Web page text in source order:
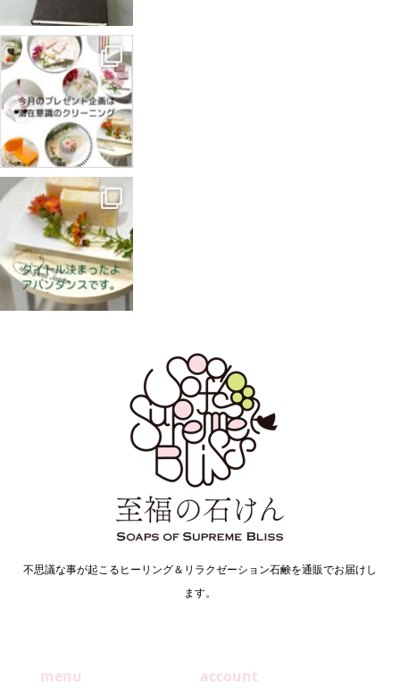
不思議な事が起こるヒーリング＆リラクゼーション石鹸を通販でお届けし
ます。
menu account